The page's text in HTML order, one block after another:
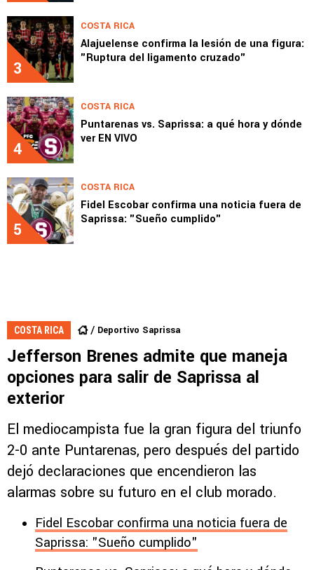
3
COSTA RICA
Alajuelense confirma la lesión de una figura:
"Ruptura del ligamento cruzado"
4
COSTA RICA
Puntarenas vs. Saprissa: a qué hora y dónde
ver EN VIVO
5
COSTA RICA
Fidel Escobar confirma una noticia fuera de
Saprissa: "Sueño cumplido"
COSTA RICA Deportivo Saprissa
Jefferson Brenes admite que maneja
opciones para salir de Saprissa al
exterior
El mediocampista fue la gran figura del triunfo
2-0 ante Puntarenas, pero después del partido
dejó declaraciones que encendieron las
alarmas sobre su futuro en el club morado.
Fidel Escobar confirma una noticia fuera de
Saprissa: "Sueño cumplido"